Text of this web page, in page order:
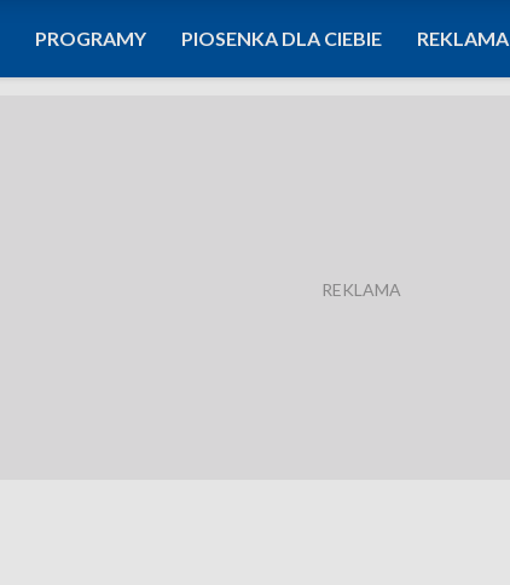
PROGRAMY PIOSENKA DLA CIEBIE REKLAMA